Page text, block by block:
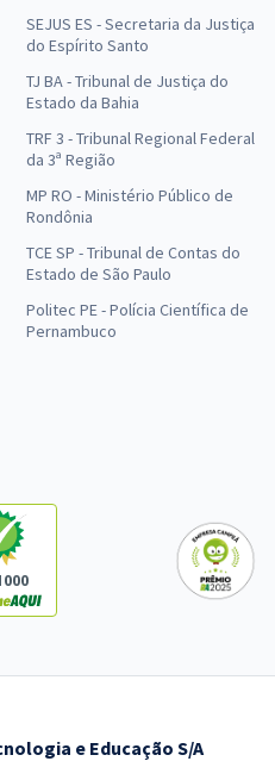
SEJUS ES - Secretaria da Justiça
do Espírito Santo
TJ BA - Tribunal de Justiça do
Estado da Bahia
TRF 3 - Tribunal Regional Federal
da 3ª Região
MP RO - Ministério Público de
Rondônia
TCE SP - Tribunal de Contas do
Estado de São Paulo
Politec PE - Polícia Científica de
Pernambuco
e Educação S/A